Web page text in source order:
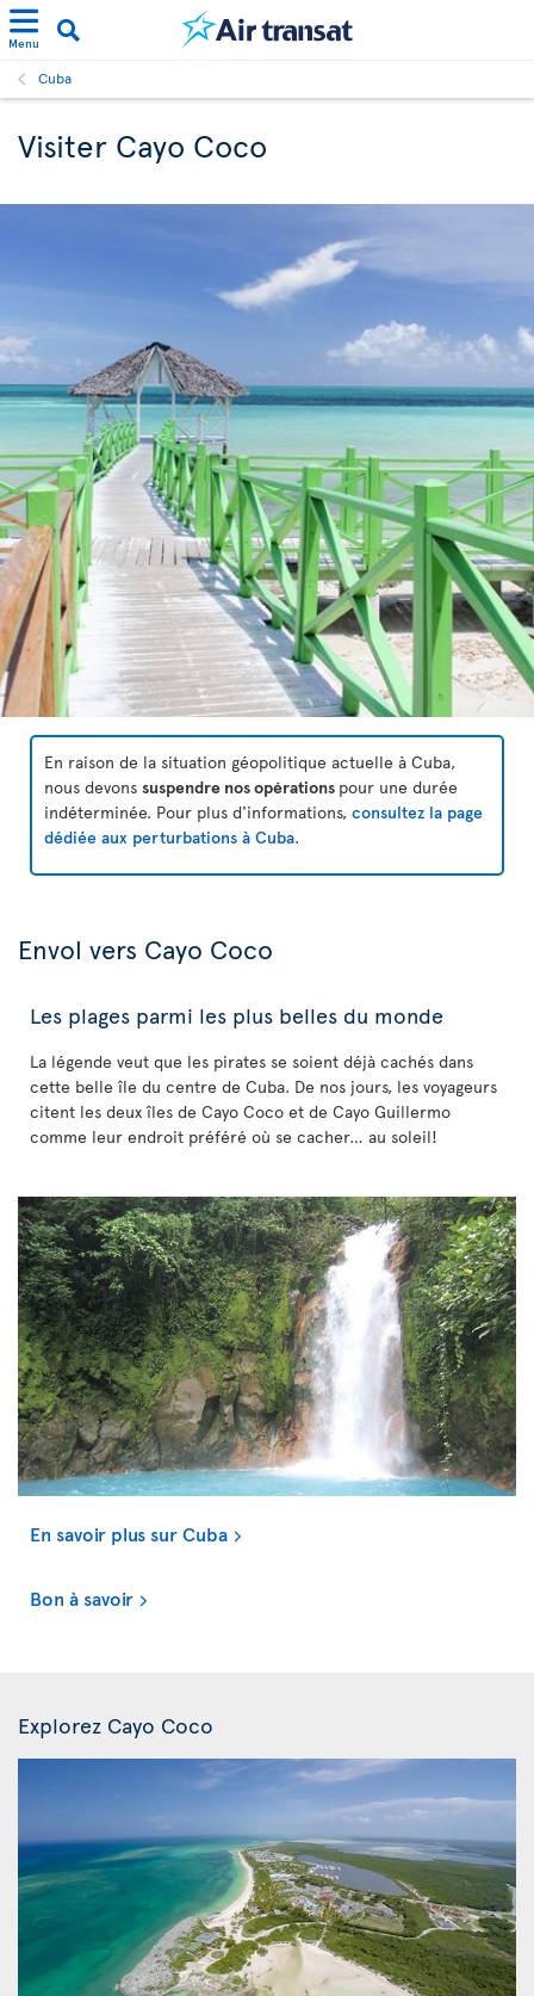
Menu
Cuba
Visiter Cayo Coco
En raison de la situation géopolitique actuelle à Cuba,
nous devons suspendre nos opérations pour une durée
indéterminée. Pour plus d'informations, consultez la page
dédiée aux perturbations à Cuba.
Envol vers Cayo Coco
Les plages parmi les plus belles du monde
La légende veut que les pirates se soient déjà cachés dans
cette belle île du centre de Cuba. De nos jours, les voyageurs
citent les deux îles de Cayo Coco et de Cayo Guillermo
comme leur endroit préféré où se cacher… au soleil!
En savoir plus sur Cuba
Bon à savoir
Explorez Cayo Coco